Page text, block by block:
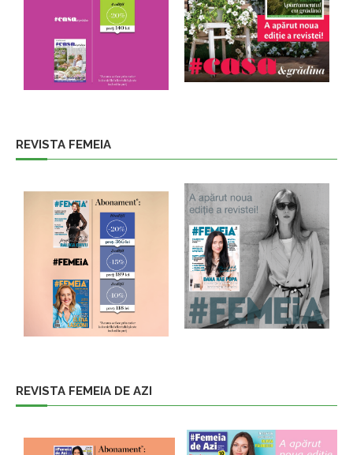
REVISTA FEMEIA
REVISTA FEMEIA DE AZI